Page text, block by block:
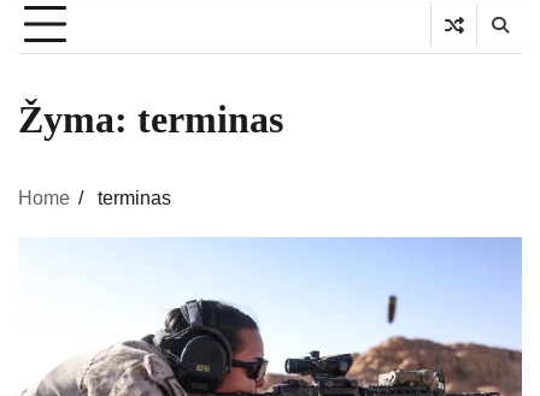
Žyma: terminas
Home terminas